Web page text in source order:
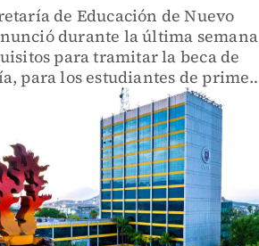
de Educación de Nuevo
durante la última semana
para tramitar la beca de
para los estudiantes de primer